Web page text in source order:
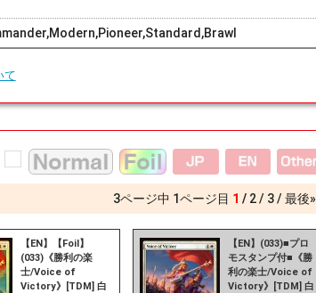
て
3ページ中 1ページ目 1 2 3 最後»
【EN】【Foil】
(033)《勝利の楽
士/Voice of
Victory》[TDM] 白
【EN】(033)■プロ
モスタンプ付■《勝
利の楽士/Voice of
Victory》[TDM] 白